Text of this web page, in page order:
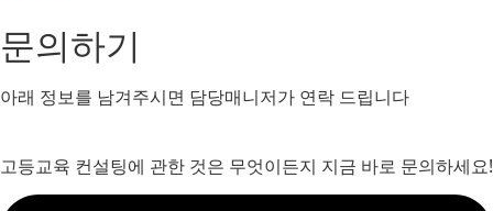
문의하기
아래 정보를 남겨주시면 담당매니저가 연락 드립니다
고등교육 컨설팅에 관한 것은 무엇이든지 지금 바로 문의하세요!